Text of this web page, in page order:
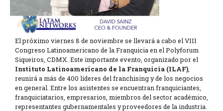
El próximo viernes 8 de noviembre se llevará a cabo el VIII
Congreso Latinoamericano de la Franquicia en el Polyforum
Siqueiros, CDMX. Este importante evento, organizado por el
Instituto Latinoamericano de la Franquicia (ILAF)
reunirá a más de 400 líderes del franchising y de los negocios
en general. Entre los asistentes se encuentran franquiciantes,
franquiciatarios, empresarios, miembros del sector académico,
representantes gubernamentales y proveedores de la industria.